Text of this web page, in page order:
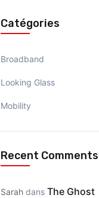
Catégories
Broadband
Looking Glass
Mobility
Recent Comments
Sarah dans The Ghost